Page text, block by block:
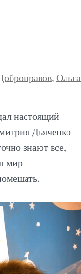
, Ольга
настоящий
Дьяченко
знают все,
мир